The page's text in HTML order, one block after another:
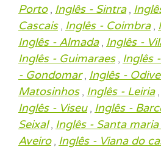
Porto, Inglês - Sintra,
Cascais, Inglês - Coimbra,
Inglês - Almada, Inglês -
Inglês - Guimaraes, Inglês
- Gondomar, Inglês -
Matosinhos, Inglês - Leiria,
Inglês - Viseu, Inglês -
Seixal, Inglês - Santa
Aveiro, Inglês - Viana do